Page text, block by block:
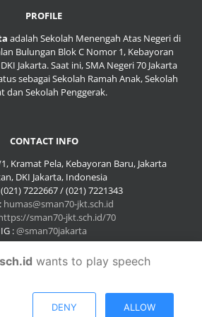
PROFILE
adalah Sekolah Menengah Atas Negeri di
Bulungan Blok C Nomor 1, Kebayoran
Jakarta. Saat ini, SMA Negeri 70 Jakarta
sebagai Sekolah Ramah Anak, Sekolah
dan Sekolah Penggerak.
CONTACT INFO
Kramat Pela, Kebayoran Baru, Jakarta
DKI Jakarta, Indonesia
7222667 / (021) 7221343
humas@sman70-jkt.sch.id
sman70-jkt.sch.id/70
IG :@sman70jakarta
wants to play speech
DENY ALLOW